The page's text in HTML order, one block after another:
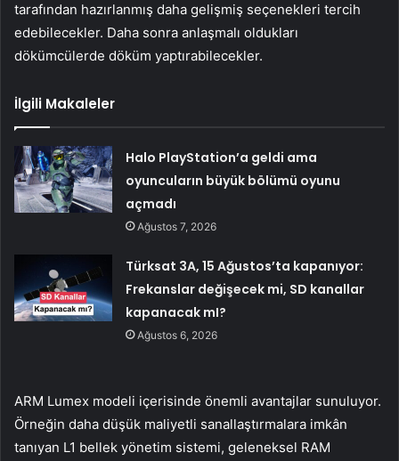
tarafından hazırlanmış daha gelişmiş seçenekleri tercih
edebilecekler. Daha sonra anlaşmalı oldukları
dökümcülerde döküm yaptırabilecekler.
İlgili Makaleler
Halo PlayStation’a geldi ama
oyuncuların büyük bölümü oyunu
açmadı
Ağustos 7, 2026
Türksat 3A, 15 Ağustos’ta kapanıyor:
Frekanslar değişecek mi, SD kanallar
kapanacak mI?
Ağustos 6, 2026
ARM Lumex modeli içerisinde önemli avantajlar sunuluyor.
Örneğin daha düşük maliyetli sanallaştırmalara imkân
tanıyan L1 bellek yönetim sistemi, geleneksel RAM